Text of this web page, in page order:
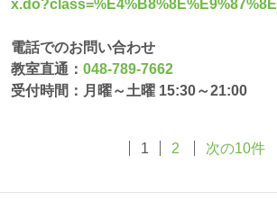
x.do?class=%E4%B8%8E%E9%87%8E
電話でのお問い合わせ
教室直通： 048-789-7662
受付時間：月曜～土曜 15:30～21:00
1 2 次の10件